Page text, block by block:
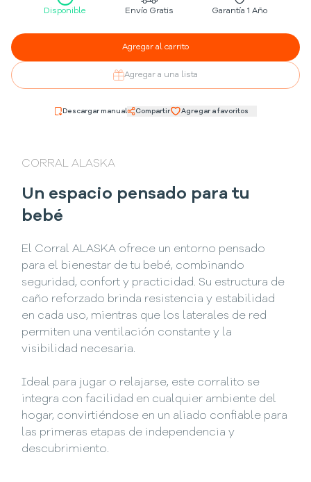
Disponible Envío Gratis Garantía 1 Año
Agregar al carrito
Agregar a una lista
Descargar manual Compartir Agregar a favoritos
CORRAL ALASKA
Un espacio pensado para tu
bebé
El Corral ALASKA ofrece un entorno pensado
para el bienestar de tu bebé, combinando
seguridad, confort y practicidad. Su estructura de
caño reforzado brinda resistencia y estabilidad
en cada uso, mientras que los laterales de red
permiten una ventilación constante y la
visibilidad necesaria.
Ideal para jugar o relajarse, este corralito se
integra con facilidad en cualquier ambiente del
hogar, convirtiéndose en un aliado confiable para
las primeras etapas de independencia y
descubrimiento.